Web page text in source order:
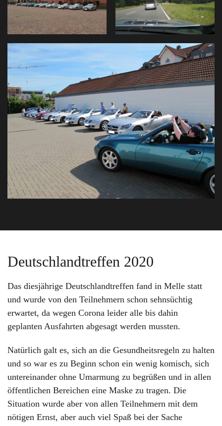
Deutschlandtreffen 2020
Das diesjährige Deutschlandtreffen fand in Melle statt
und wurde von den Teilnehmern schon sehnsüchtig
erwartet, da wegen Corona leider alle bis dahin
geplanten Ausfahrten abgesagt werden mussten.
Natürlich galt es, sich an die Gesundheitsregeln zu halten
und so war es zu Beginn schon ein wenig komisch, sich
untereinander ohne Umarmung zu begrüßen und in allen
öffentlichen Bereichen eine Maske zu tragen. Die
Situation wurde aber von allen Teilnehmern mit dem
nötigen Ernst, aber auch viel Spaß bei der Sache